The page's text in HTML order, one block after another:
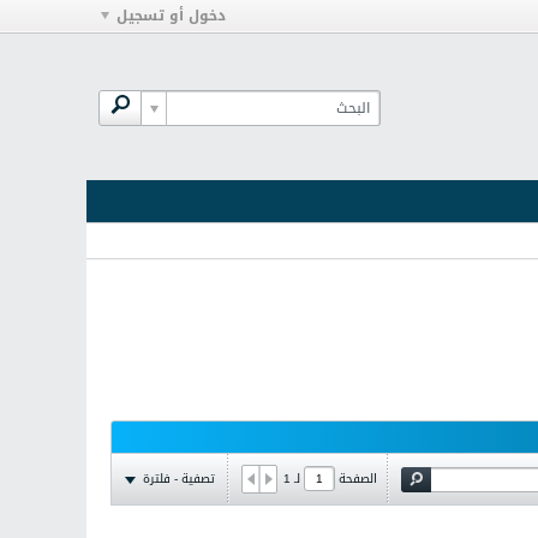
دخول أو تسجيل
الصفحة لـ1 تصفية - فلترة